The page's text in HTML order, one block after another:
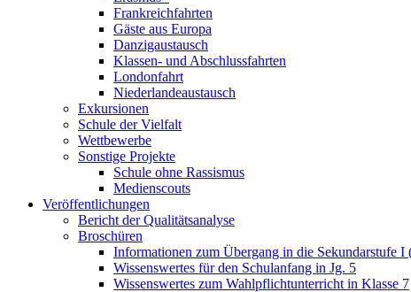
Frankreichfahrten
Gäste aus Europa
Danzigaustausch
Klassen- und Abschlussfahrten
Londonfahrt
Niederlandeaustausch
Exkursionen
Schule der Vielfalt
Wettbewerbe
Sonstige Projekte
Schule ohne Rassismus
Medienscouts
Veröffentlichungen
Bericht der Qualitätsanalyse
Broschüren
Informationen zum Übergang in die Sekundarstufe I
Wissenswertes für den Schulanfang in Jg. 5
Wissenswertes zum Wahlpflichtunterricht in Klasse 7